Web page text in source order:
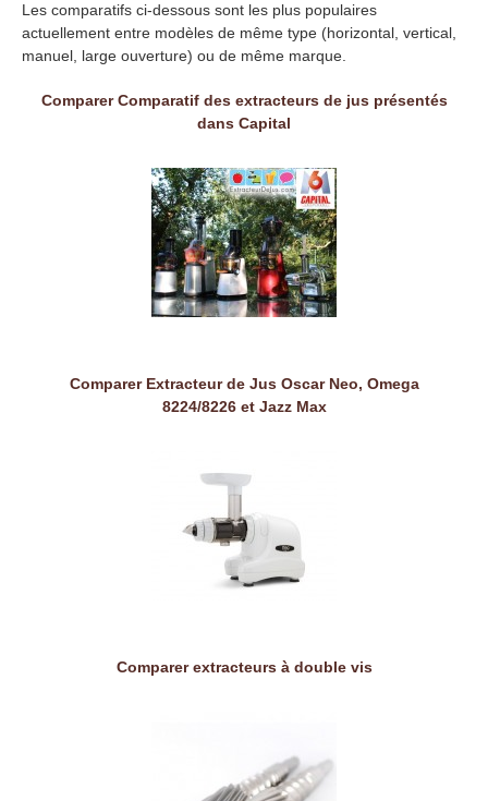
Les comparatifs ci-dessous sont les plus populaires
actuellement entre modèles de même type (horizontal, vertical,
manuel, large ouverture) ou de même marque.
Comparer Comparatif des extracteurs de jus présentés
dans Capital
Comparer Extracteur de Jus Oscar Neo, Omega
8224/8226 et Jazz Max
Comparer extracteurs à double vis